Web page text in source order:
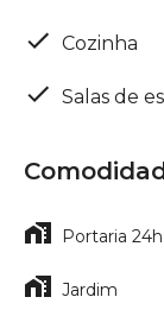
Cozinha
Salas de
Portaria 24h
Jardim